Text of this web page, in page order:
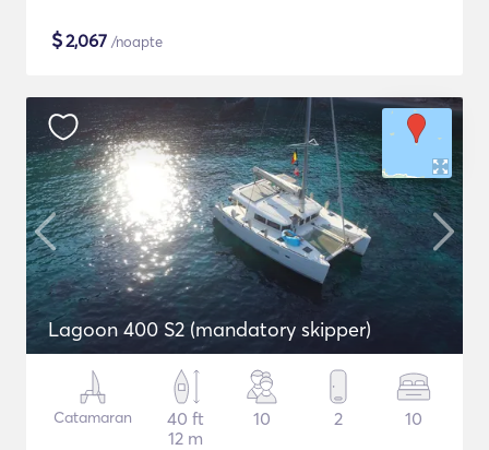
$2,067 /noapte
Lagoon 400 S2 (mandatory skipper)
Catamaran
40 ft
12 m
10 2 10